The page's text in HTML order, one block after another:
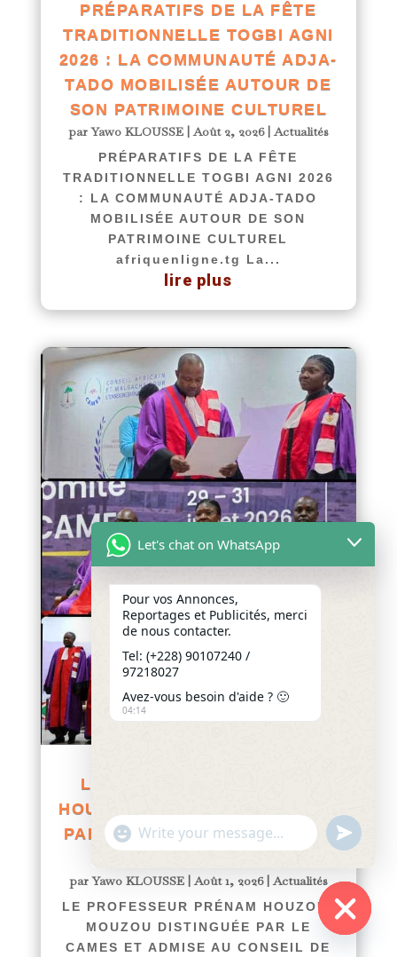
PRÉPARATIFS DE LA FÊTE
TRADITIONNELLE TOGBI AGNI
2026 : LA COMMUNAUTÉ ADJA-
TADO MOBILISÉE AUTOUR DE
SON PATRIMOINE CULTUREL
parYawo KLOUSSE|Août 2, 2026|Actualités
PRÉPARATIFS DE LA FÊTE
TRADITIONNELLE TOGBI AGNI 2026
: LA COMMUNAUTÉ ADJA-TADO
MOBILISÉE AUTOUR DE SON
PATRIMOINE CULTUREL
afriquenligne.tg La...
lire plus
LE PROFESSEUR PRÉNAM
HOUZOU-MOUZOU DISTINGUÉE
PAR LE CAMES ET ADMISE AU
parYawo KLOUSSE|Août 1, 2026|Actualités
LE PROFESSEUR PRÉNAM HOUZOU-
MOUZOU DISTINGUÉE PAR LE
CAMES ET ADMISE AU CONSEIL DE
Let's chat on WhatsApp
Pour vos Annonces,
Reportages et Publicités, merci
de nous contacter.
Tel: (+228) 90107240 /
97218027
Avez-vous besoin d'aide ? 🙂
04:14
"+chaty_settings.lang.emoji_picker+"
WhatsApp
undefined